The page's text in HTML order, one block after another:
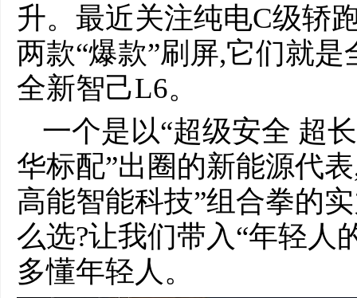
升。最近关注纯电C级轿
两款“爆款”刷屏,它们就
全新智己L6。
一个是以“超级安全 超
华标配”出圈的新能源代
高能智能科技”组合拳的
么选?让我们带入“年轻人
多懂年轻人。